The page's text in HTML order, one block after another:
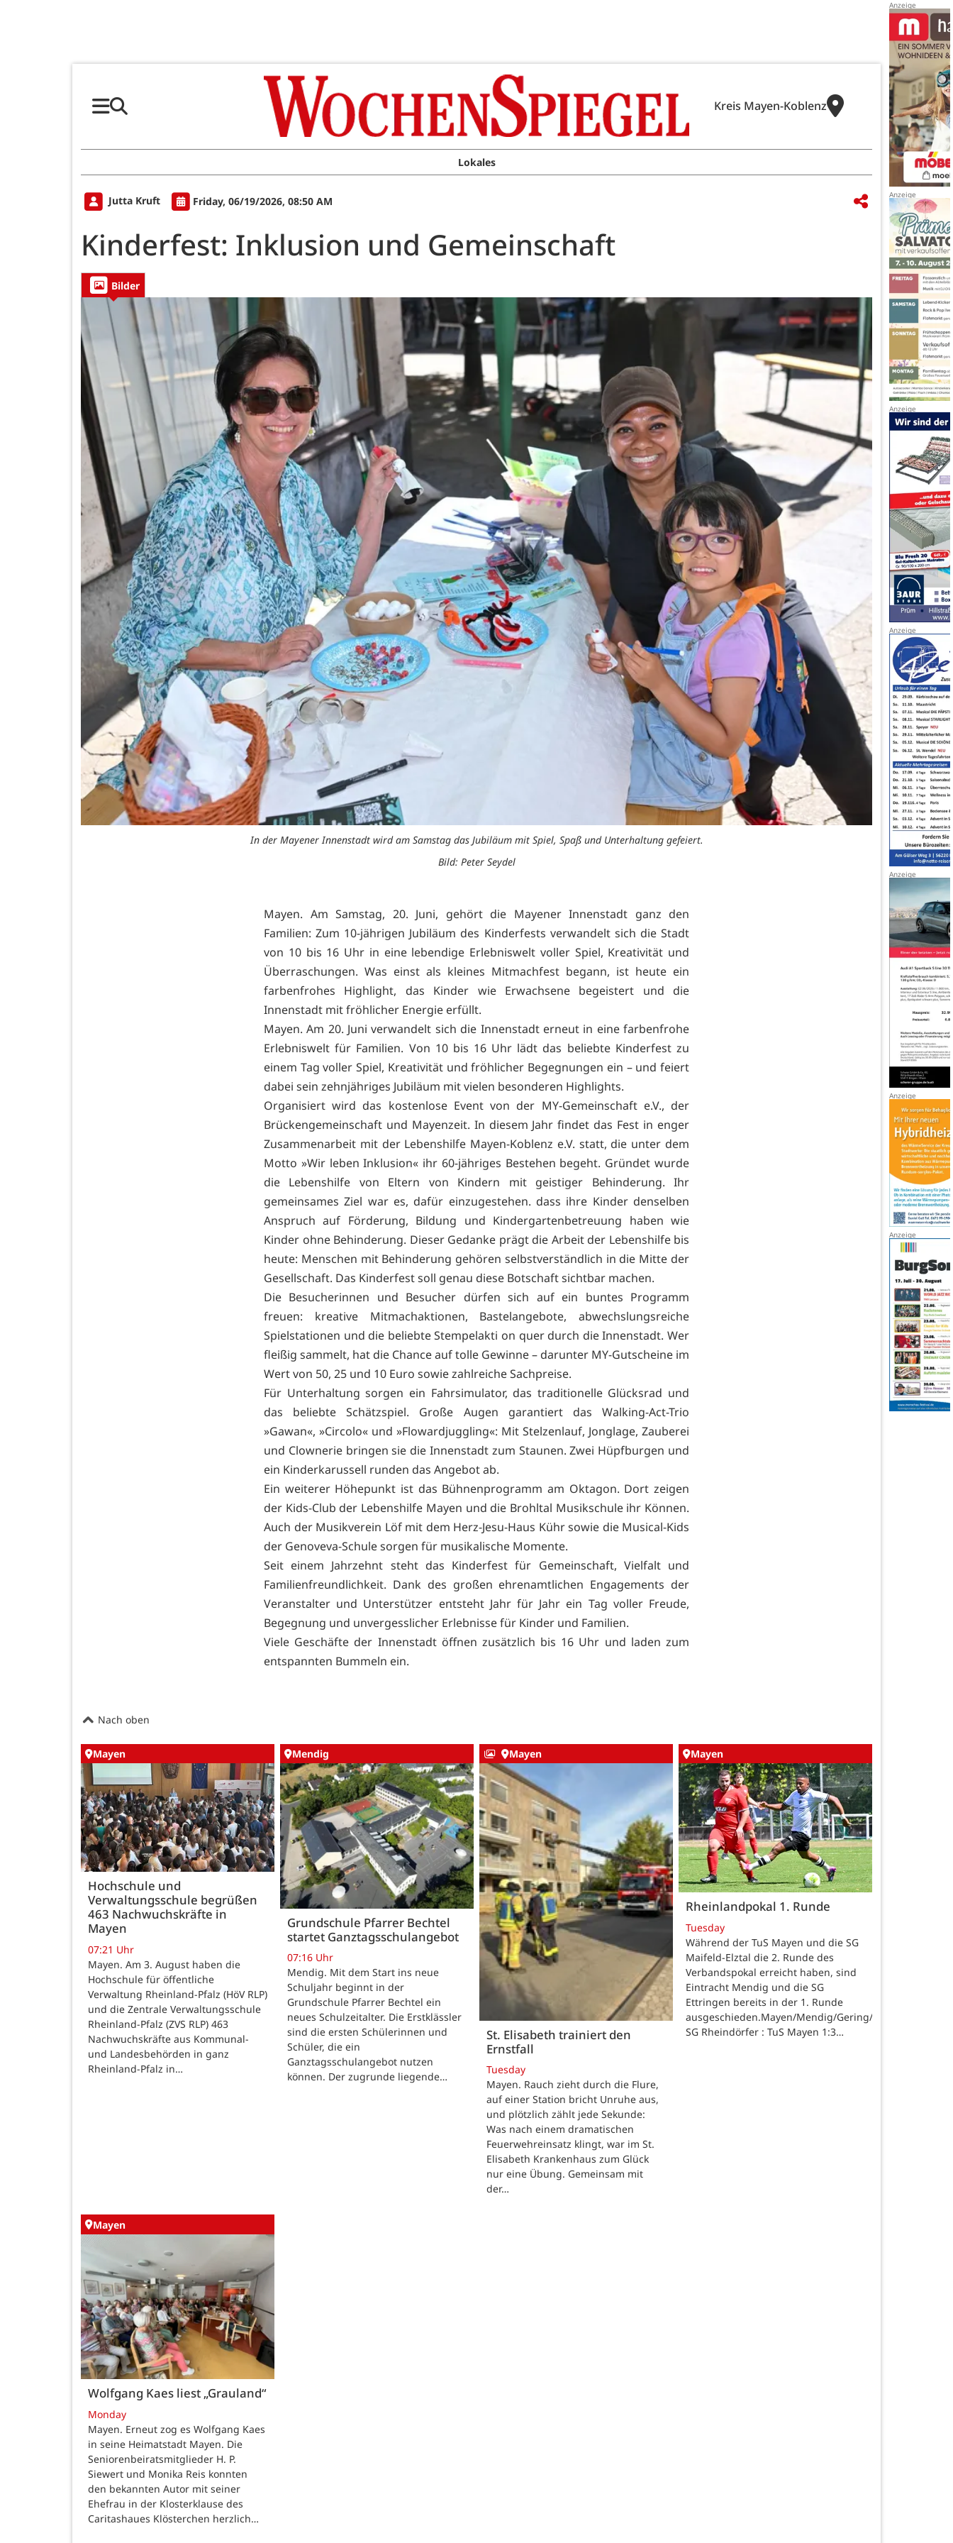
Kreis Mayen-Koblenz
Lokales
Jutta Kruft Friday, 06/19/2026, 08:50 AM
Kinderfest: Inklusion und Gemeinschaft
Bilder
In der Mayener Innenstadt wird am Samstag das Jubiläum mit Spiel, Spaß und Unterhaltung gefeiert.
Bild: Peter Seydel
Mayen. Am Samstag, 20. Juni, gehört die Mayener Innenstadt ganz den
Familien: Zum 10-jährigen Jubiläum des Kinderfests verwandelt sich die Stadt
von 10 bis 16 Uhr in eine lebendige Erlebniswelt voller Spiel, Kreativität und
Überraschungen. Was einst als kleines Mitmachfest begann, ist heute ein
farbenfrohes Highlight, das Kinder wie Erwachsene begeistert und die
Innenstadt mit fröhlicher Energie erfüllt.
Mayen. Am 20. Juni verwandelt sich die Innenstadt erneut in eine farbenfrohe
Erlebniswelt für Familien. Von 10 bis 16 Uhr lädt das beliebte Kinderfest zu
einem Tag voller Spiel, Kreativität und fröhlicher Begegnungen ein – und feiert
dabei sein zehnjähriges Jubiläum mit vielen besonderen Highlights.
Organisiert wird das kostenlose Event von der MY-Gemeinschaft e.V., der
Brückengemeinschaft und Mayenzeit. In diesem Jahr findet das Fest in enger
Zusammenarbeit mit der Lebenshilfe Mayen-Koblenz e.V. statt, die unter dem
Motto »Wir leben Inklusion« ihr 60-jähriges Bestehen begeht. Gründet wurde
die Lebenshilfe von Eltern von Kindern mit geistiger Behinderung. Ihr
gemeinsames Ziel war es, dafür einzugestehen. dass ihre Kinder denselben
Anspruch auf Förderung, Bildung und Kindergartenbetreuung haben wie
Kinder ohne Behinderung. Dieser Gedanke prägt die Arbeit der Lebenshilfe bis
heute: Menschen mit Behinderung gehören selbstverständlich in die Mitte der
Gesellschaft. Das Kinderfest soll genau diese Botschaft sichtbar machen.
Die Besucherinnen und Besucher dürfen sich auf ein buntes Programm
freuen: kreative Mitmachaktionen, Bastelangebote, abwechslungsreiche
Spielstationen und die beliebte Stempelakti on quer durch die Innenstadt. Wer
fleißig sammelt, hat die Chance auf tolle Gewinne – darunter MY-Gutscheine im
Wert von 50, 25 und 10 Euro sowie zahlreiche Sachpreise.
Für Unterhaltung sorgen ein Fahrsimulator, das traditionelle Glücksrad und
das beliebte Schätzspiel. Große Augen garantiert das Walking-Act-Trio
»Gawan«, »Circolo« und »Flowardjuggling«: Mit Stelzenlauf, Jonglage, Zauberei
und Clownerie bringen sie die Innenstadt zum Staunen. Zwei Hüpfburgen und
ein Kinderkarussell runden das Angebot ab.
Ein weiterer Höhepunkt ist das Bühnenprogramm am Oktagon. Dort zeigen
der Kids-Club der Lebenshilfe Mayen und die Brohltal Musikschule ihr Können.
Auch der Musikverein Löf mit dem Herz-Jesu-Haus Kühr sowie die Musical-Kids
der Genoveva-Schule sorgen für musikalische Momente.
Seit einem Jahrzehnt steht das Kinderfest für Gemeinschaft, Vielfalt und
Familienfreundlichkeit. Dank des großen ehrenamtlichen Engagements der
Veranstalter und Unterstützer entsteht Jahr für Jahr ein Tag voller Freude,
Begegnung und unvergesslicher Erlebnisse für Kinder und Familien.
Viele Geschäfte der Innenstadt öffnen zusätzlich bis 16 Uhr und laden zum
entspannten Bummeln ein.
Nach oben
Mayen
Hochschule und
Verwaltungsschule begrüßen
463 Nachwuchskräfte in
Mayen
07:21 Uhr
Mayen. Am 3. August haben die
Hochschule für öffentliche
Verwaltung Rheinland-Pfalz (HöV RLP)
und die Zentrale Verwaltungsschule
Rheinland-Pfalz (ZVS RLP) 463
Nachwuchskräfte aus Kommunal-
und Landesbehörden in ganz
Rheinland-Pfalz in…
Mendig
Grundschule Pfarrer Bechtel
startet Ganztagsschulangebot
07:16 Uhr
Mendig. Mit dem Start ins neue
Schuljahr beginnt in der
Grundschule Pfarrer Bechtel ein
neues Schulzeitalter. Die Erstklässler
sind die ersten Schülerinnen und
Schüler, die ein
Ganztagsschulangebot nutzen
können. Der zugrunde liegende…
Mayen
St. Elisabeth trainiert den
Ernstfall
Tuesday
Mayen. Rauch zieht durch die Flure,
auf einer Station bricht Unruhe aus,
und plötzlich zählt jede Sekunde:
Was nach einem dramatischen
Feuerwehreinsatz klingt, war im St.
Elisabeth Krankenhaus zum Glück
nur eine Übung. Gemeinsam mit
der…
Mayen
Rheinlandpokal 1. Runde
Tuesday
Während der TuS Mayen und die SG
Maifeld-Elztal die 2. Runde des
Verbandspokal erreicht haben, sind
Eintracht Mendig und die SG
Ettringen bereits in der 1. Runde
ausgeschieden.Mayen/Mendig/Gering/Ettringen.
SG Rheindörfer : TuS Mayen 1:3…
Mayen
Wolfgang Kaes liest „Grauland“
Monday
Mayen. Erneut zog es Wolfgang Kaes
in seine Heimatstadt Mayen. Die
Seniorenbeiratsmitglieder H. P.
Siewert und Monika Reis konnten
den bekannten Autor mit seiner
Ehefrau in der Klosterklause des
Caritashaues Klösterchen herzlich…